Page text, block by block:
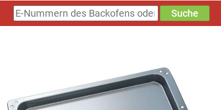
E-
Nummern
Suche